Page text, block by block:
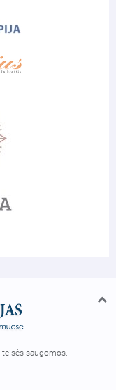
saugomos.